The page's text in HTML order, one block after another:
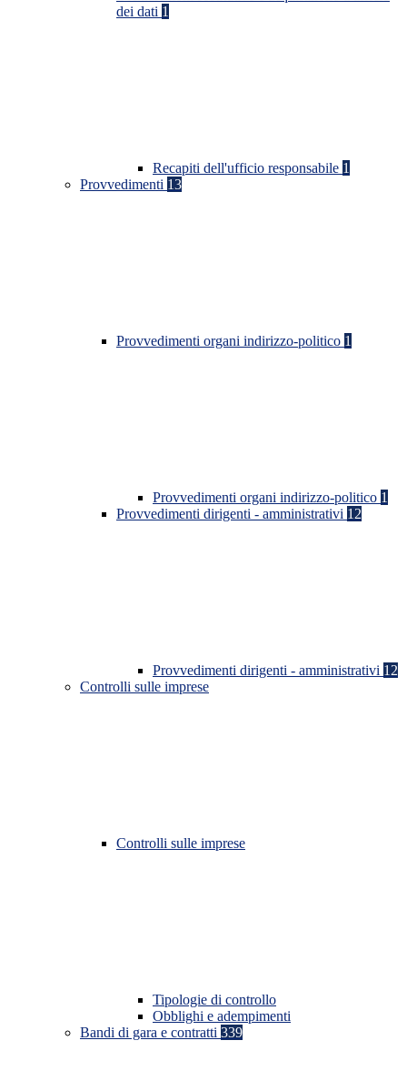
dei dati 1
Recapiti dell'ufficio responsabile 1
Provvedimenti 13
Provvedimenti organi indirizzo-politico 1
Provvedimenti organi indirizzo-politico 1
Provvedimenti dirigenti - amministrativi 12
Provvedimenti dirigenti - amministrativi 12
Controlli sulle imprese
Controlli sulle imprese
Tipologie di controllo
Obblighi e adempimenti
Bandi di gara e contratti 339